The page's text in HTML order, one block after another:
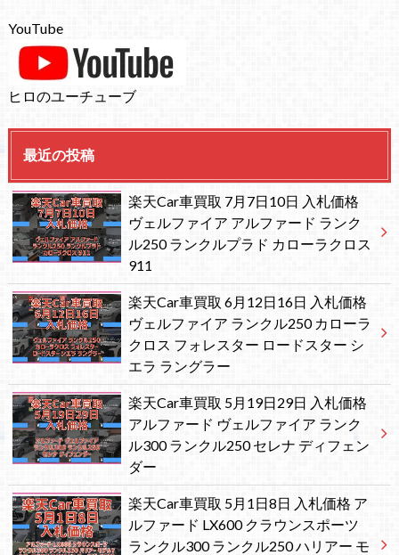
YouTube
ヒロのユーチューブ
最近の投稿
楽天Car車買取 7月7日10日 入札価格
ヴェルファイア アルファード ランク
ル250 ランクルプラド カローラクロス
911
楽天Car車買取 6月12日16日 入札価格
ヴェルファイア ランクル250 カローラ
クロス フォレスター ロードスター シ
エラ ラングラー
楽天Car車買取 5月19日29日 入札価格
アルファード ヴェルファイア ランク
ル300 ランクル250 セレナ ディフェン
ダー
楽天Car車買取 5月1日8日 入札価格 ア
ルファード LX600 クラウンスポーツ
ランクル300 ランクル250 ハリアー モ